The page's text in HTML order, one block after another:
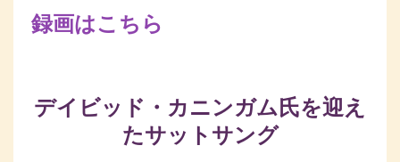
録画はこちら
デイビッド・カニンガム氏を迎え
たサットサング